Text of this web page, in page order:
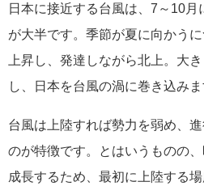
日本に接近する台風は、7～10月
が大半です。季節が夏に向かう
上昇し、発達しながら北上。大
し、日本を台風の渦に巻き込みま
台風は上陸すれば勢力を弱め、
のが特徴です。とはいうものの
成長するため、最初に上陸する